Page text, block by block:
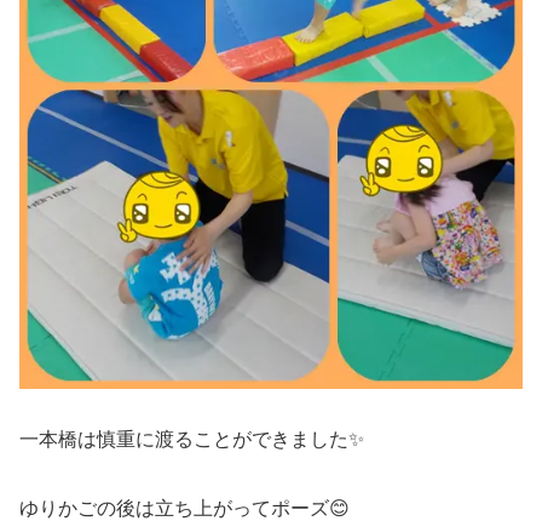
一本橋は慎重に渡ることができました✨
ゆりかごの後は立ち上がってポーズ😊